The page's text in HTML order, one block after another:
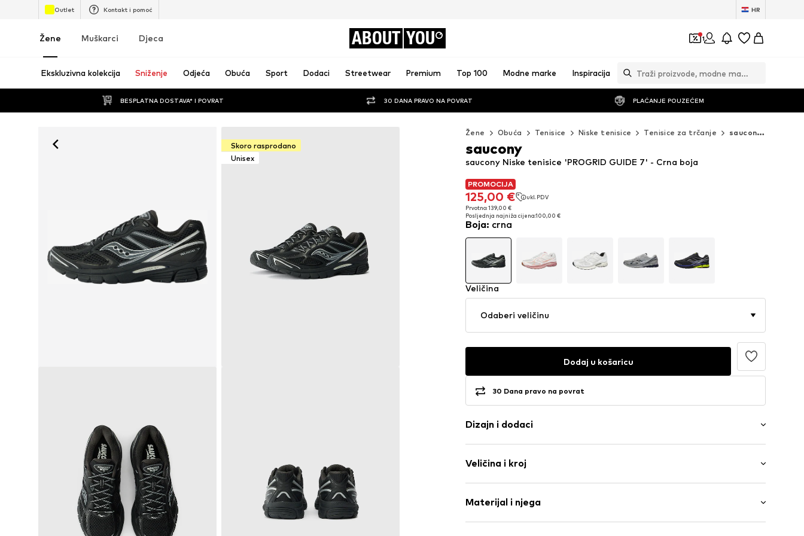
Outlet Kontakt i pomoć HR
Žene Muškarci Djeca ABOUT YOU 1
Ekskluzivna kolekcija Sniženje Odjeća Obuća Sport Dodaci Streetwear Premium Top 100 Modne marke Inspiracija
BESPLATNA DOSTAVA* I POVRAT 30 DANA PRAVO NA POVRAT PLAĆANJE POUZEĆEM
Skoro rasprodano
Unisex
Žene Obuća Tenisice Niske tenisice Tenisice za trčanje saucony Tenisice za trčanje
PROMOCIJA
125,00 €
ukl. PDV
Prvotno: 139,00 €
Posljednja najniža cijena:100,00 €
PROMOCIJA
125,00 €
Prvotno: 139,00 €
Posljednja najniža cijena:
saucony Niske tenisice 'PROGRID GUIDE 7' - Crna boja
saucony
Boja: crna
Veličina
Odaberi veličinu
Dodaj u košaricu
30 Dana pravo na povrat
Dizajn i dodaci
Okrugli vrh
Podstavljeni uložak za cipele
Potplat gaznog sloja
Veličina i kroj
Materijal i njega